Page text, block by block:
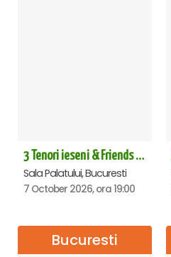
3 Tenori ieseni & Friends - Sala Palatului
Sala Palatului, Bucuresti
7 October 2026, ora 19:00
Bucuresti